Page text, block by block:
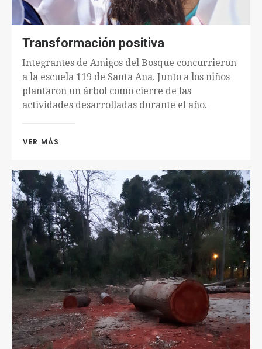
Transformación positiva
Integrantes de Amigos del Bosque concurrieron
a la escuela 119 de Santa Ana. Junto a los niños
plantaron un árbol como cierre de las
actividades desarrolladas durante el año.
VER MÁS